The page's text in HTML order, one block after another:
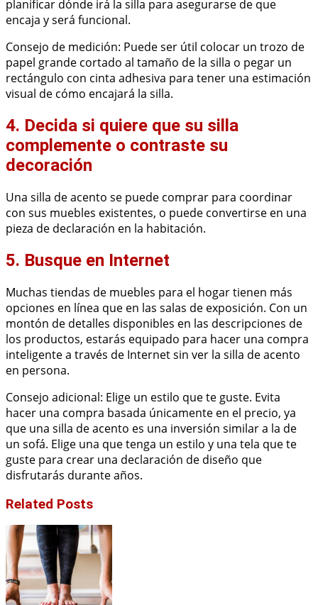
planificar dónde irá la silla para asegurarse de que
encaja y será funcional.
Consejo de medición: Puede ser útil colocar un trozo de
papel grande cortado al tamaño de la silla o pegar un
rectángulo con cinta adhesiva para tener una estimación
visual de cómo encajará la silla.
4. Decida si quiere que su silla
complemente o contraste su
decoración
Una silla de acento se puede comprar para coordinar
con sus muebles existentes, o puede convertirse en una
pieza de declaración en la habitación.
5. Busque en Internet
Muchas tiendas de muebles para el hogar tienen más
opciones en línea que en las salas de exposición. Con un
montón de detalles disponibles en las descripciones de
los productos, estarás equipado para hacer una compra
inteligente a través de Internet sin ver la silla de acento
en persona.
Consejo adicional: Elige un estilo que te guste. Evita
hacer una compra basada únicamente en el precio, ya
que una silla de acento es una inversión similar a la de
un sofá. Elige una que tenga un estilo y una tela que te
guste para crear una declaración de diseño que
disfrutarás durante años.
Related Posts